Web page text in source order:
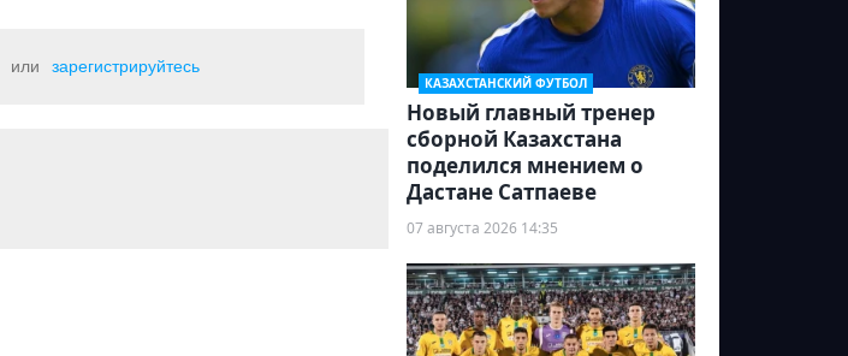
или зарегистрируйтесь
КАЗАХСТАНСКИЙ ФУТБОЛ
Новый главный тренер
сборной Казахстана
поделился мнением о
Дастане Сатпаеве
07 августа 2026 14:35